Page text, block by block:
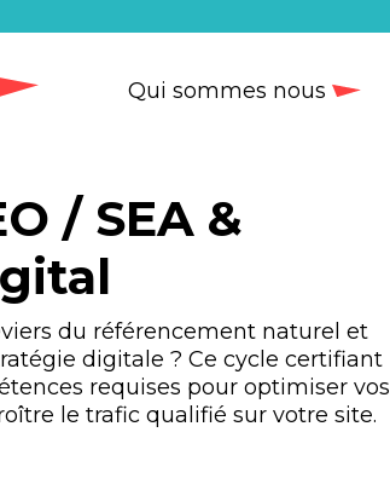
Qui sommes nous
/ SEA &
du référencement naturel et
digitale ? Ce cycle certifiant
requises pour optimiser vos
le trafic qualifié sur votre site.